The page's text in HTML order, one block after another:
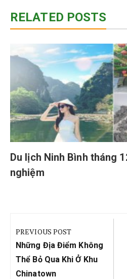
RELATED POSTS
Du lịch Ninh Bình tháng
nghiệm
hướng
bài
viết
PREVIOUS POST
Previous
Post:
Những Địa Điểm Không
Thể Bỏ Qua Khi Ở Khu
Chinatown